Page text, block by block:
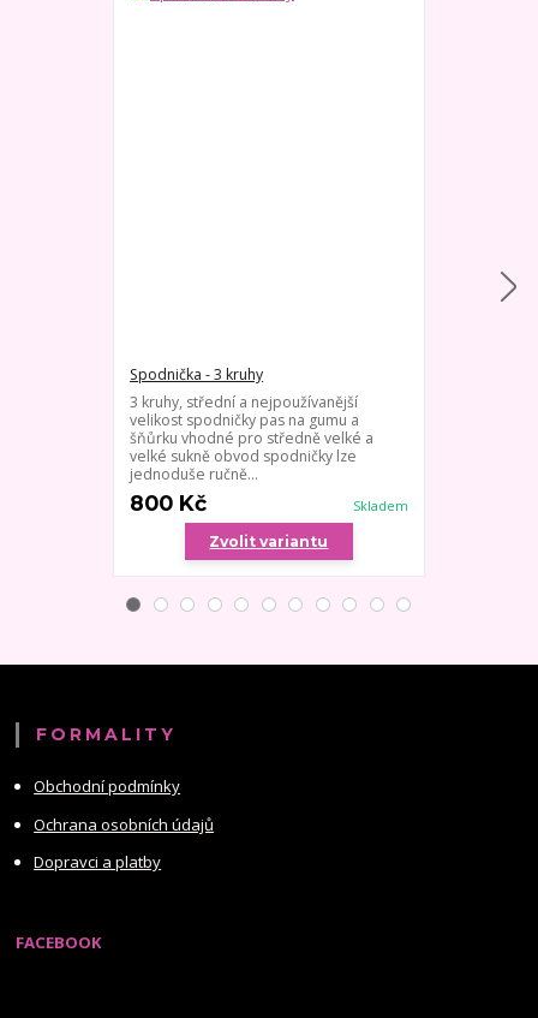
Spodnička - 3 kruhy
3 kruhy, střední a nejpoužívanější
velikost spodničky pas na gumu a
šňůrku vhodné pro středně velké a
velké sukně obvod spodničky lze
jednoduše ručně...
800 Kč Skladem
Zvolit variantu
FORMALITY
Obchodní podmínky
Ochrana osobních údajů
Dopravci a platby
FACEBOOK